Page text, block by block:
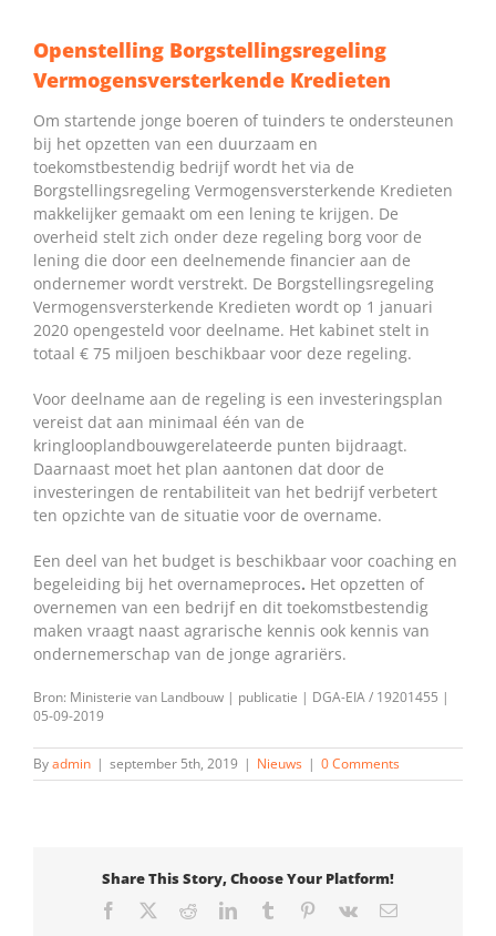
Openstelling Borgstellingsregeling
Vermogensversterkende Kredieten
Om startende jonge boeren of tuinders te ondersteunen
bij het opzetten van een duurzaam en
toekomstbestendig bedrijf wordt het via de
Borgstellingsregeling Vermogensversterkende Kredieten
makkelijker gemaakt om een lening te krijgen. De
overheid stelt zich onder deze regeling borg voor de
lening die door een deelnemende financier aan de
ondernemer wordt verstrekt. De Borgstellingsregeling
Vermogensversterkende Kredieten wordt op 1 januari
2020 opengesteld voor deelname. Het kabinet stelt in
totaal € 75 miljoen beschikbaar voor deze regeling.
Voor deelname aan de regeling is een investeringsplan
vereist dat aan minimaal één van de
kringlooplandbouwgerelateerde punten bijdraagt.
Daarnaast moet het plan aantonen dat door de
investeringen de rentabiliteit van het bedrijf verbetert
ten opzichte van de situatie voor de overname.
Een deel van het budget is beschikbaar voor coaching en
begeleiding bij het overnameproces. Het opzetten of
overnemen van een bedrijf en dit toekomstbestendig
maken vraagt naast agrarische kennis ook kennis van
ondernemerschap van de jonge agrariërs.
Bron: Ministerie van Landbouw | publicatie | DGA-EIA / 19201455 |
05-09-2019
Byadmin | september 5th, 2019 | Nieuws | 0 Comments
Share This Story, Choose Your Platform!
Facebook RedditLinkedInTumblr Pinterest
Vk Email